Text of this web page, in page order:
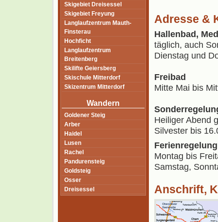
Skigebiet Dreisessel
Skigebiet Freyung
Langlaufzentrum Mauth-
Finsterau
Hochficht
Langlaufzentrum
Breitenberg
Skilifte Geiersberg
Skischule Mitterdorf
Skizentrum Mitterdorf
Wandern
Goldener Steig
Arber
Haidel
Lusen
Rachel
Pandurensteig
Goldsteig
Osser
Dreisessel
Adresse &
Hallenbad,
täglich, auch
Dienstag und
Freibad
Mitte Mai bis
Heiliger Abend
Silvester bis
Montag bis
Samstag,
Anschrift,